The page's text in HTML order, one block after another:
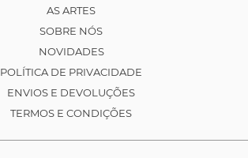
AS ARTES
SOBRE NÓS
NOVIDADES
POLÍTICA DE PRIVACIDADE
ENVIOS E DEVOLUÇÕES
TERMOS E CONDIÇÕES